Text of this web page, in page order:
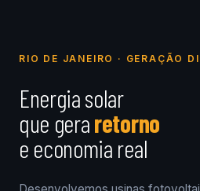
RIO DE JANEIRO · GERAÇÃO
Energia solar
que geraretorno
e economia real